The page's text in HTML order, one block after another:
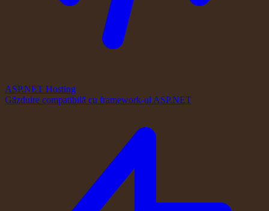
ASP.NET Hosting
Găzduire compatibilă cu framework-ul ASP.NET